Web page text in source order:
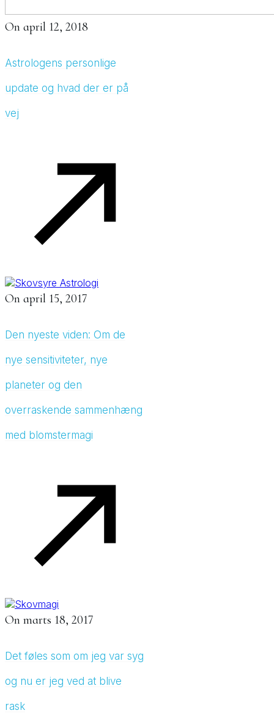
On april 12, 2018
Astrologens personlige
update og hvad der er på
vej
On april 15, 2017
Den nyeste viden: Om de
nye sensitiviteter, nye
planeter og den
overraskende sammenhæng
med blomstermagi
On marts 18, 2017
Det føles som om jeg var syg
og nu er jeg ved at blive
rask